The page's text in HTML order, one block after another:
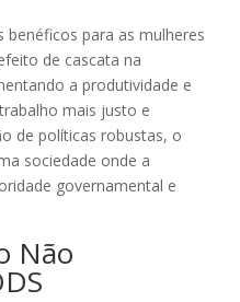
benéficos para as mulheres
de cascata na
a produtividade e
mais justo e
de políticas robustas, o
sociedade onde a
governamental e
Não